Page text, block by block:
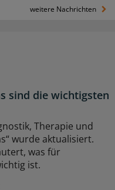
weitere Nachrichten
sind die wichtigsten
Therapie und
wurde aktualisiert.
was für
ist.